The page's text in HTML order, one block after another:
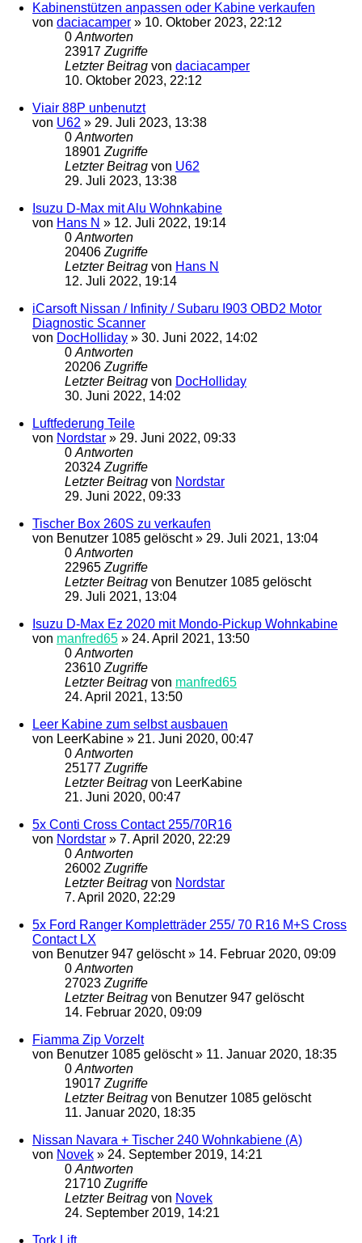
Kabinenstützen anpassen oder Kabine verkaufen
von daciacamper » 10. Oktober 2023, 22:12
0 Antworten
23917 Zugriffe
Letzter Beitrag von daciacamper
10. Oktober 2023, 22:12
Viair 88P unbenutzt
von U62 » 29. Juli 2023, 13:38
0 Antworten
18901 Zugriffe
Letzter Beitrag von U62
29. Juli 2023, 13:38
Isuzu D-Max mit Alu Wohnkabine
von Hans N » 12. Juli 2022, 19:14
0 Antworten
20406 Zugriffe
Letzter Beitrag von Hans N
12. Juli 2022, 19:14
iCarsoft Nissan / Infinity / Subaru I903 OBD2 Motor
Diagnostic Scanner
von DocHolliday » 30. Juni 2022, 14:02
0 Antworten
20206 Zugriffe
Letzter Beitrag von DocHolliday
30. Juni 2022, 14:02
Luftfederung Teile
von Nordstar » 29. Juni 2022, 09:33
0 Antworten
20324 Zugriffe
Letzter Beitrag von Nordstar
29. Juni 2022, 09:33
Tischer Box 260S zu verkaufen
von Benutzer 1085 gelöscht» 29. Juli 2021, 13:04
0 Antworten
22965 Zugriffe
Letzter Beitrag von Benutzer 1085 gelöscht
29. Juli 2021, 13:04
Isuzu D-Max Ez 2020 mit Mondo-Pickup Wohnkabine
von manfred65 » 24. April 2021, 13:50
0 Antworten
23610 Zugriffe
Letzter Beitrag von manfred65
24. April 2021, 13:50
Leer Kabine zum selbst ausbauen
von LeerKabine » 21. Juni 2020, 00:47
0 Antworten
25177 Zugriffe
Letzter Beitrag von LeerKabine
21. Juni 2020, 00:47
5x Conti Cross Contact 255/70R16
von Nordstar » 7. April 2020, 22:29
0 Antworten
26002 Zugriffe
Letzter Beitrag von Nordstar
7. April 2020, 22:29
5x Ford Ranger Kompletträder 255/ 70 R16 M+S Cross
Contact LX
von Benutzer 947 gelöscht» 14. Februar 2020, 09:09
0 Antworten
27023 Zugriffe
Letzter Beitrag von Benutzer 947 gelöscht
14. Februar 2020, 09:09
Fiamma Zip Vorzelt
von Benutzer 1085 gelöscht» 11. Januar 2020, 18:35
0 Antworten
19017 Zugriffe
Letzter Beitrag von Benutzer 1085 gelöscht
11. Januar 2020, 18:35
Nissan Navara + Tischer 240 Wohnkabiene (A)
von Novek » 24. September 2019, 14:21
0 Antworten
21710 Zugriffe
Letzter Beitrag von Novek
24. September 2019, 14:21
Tork Lift